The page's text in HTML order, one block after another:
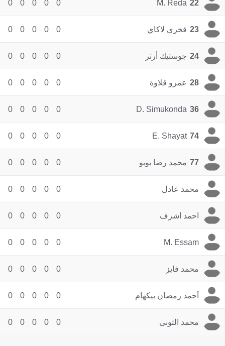
22
M. Reda
0
0
0
0
0
23 فخري لاكاي 0
0
0
0
0
24 جوستيك أرثر 0
0
0
0
0
28 عمرو قلاوة 0
0
0
0
0
36
D. Simukonda
0
0
0
0
0
74
E. Shayat
0
0
0
0
0
77 محمد رضا بوبو 0
0
0
0
0
محمد عادل 0
0
0
0
0
احمد اشرف 0
0
0
0
0
M. Essam
0
0
0
0
0
محمد فايز 0
0
0
0
0
أحمد رمضان بيكهام 0
0
0
0
0
محمد التونى 0
0
0
0
0